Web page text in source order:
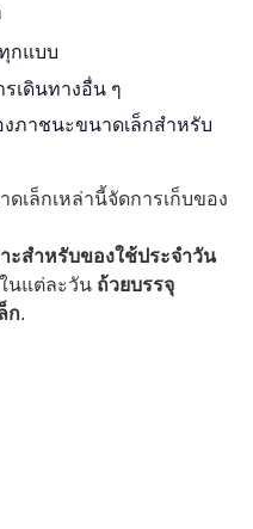
กแบบ
เดินทางอื่น ๆ
ภาชนะขนาดเล็กสำหรับ
เล็กเหล่านี้จัดการเก็บของ
ะสำหรับของใช้ประจำวัน
นแต่ละวัน ถ้วยบรรจุ
ก.